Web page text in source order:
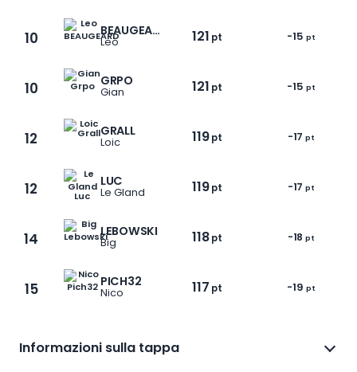
10 BEAUGEARD
Leo 121 pt -15 pt
10 GRPO
Gian 121 pt -15 pt
12 GRALL
Loic 119 pt -17 pt
12 LUC
Le Gland 119 pt -17 pt
14 LEBOWSKI
Big 118 pt -18 pt
15 PICH32
Nico 117 pt -19 pt
Informazioni sulla tappa